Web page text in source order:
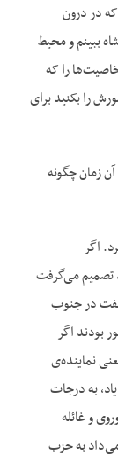
در درون
ببینم و محیط
خاصیت‌ها را که
را بکنید برای
زمان چگونه
اگر
تصمیم می‌گرفت
در جنوب
بودند اگر
نماینده‌ی
به درجات
و غائله
به حزب